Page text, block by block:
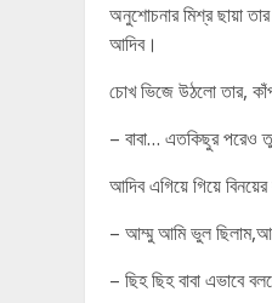
অনুশোচনার মিশ্র ছায়া
আদিব।
চোখ ভিজে উঠলো তার,
– বাবা… এতকিছুর পরেও
আদিব এগিয়ে গিয়ে
– আম্মু আমি ভুল
– ছিহ ছিহ বাবা এভাবে